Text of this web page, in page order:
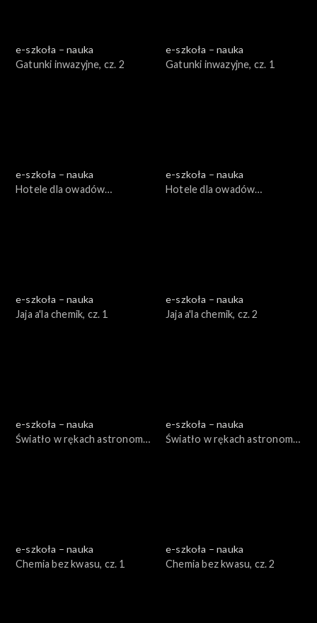
e-szkoła – nauka
Gatunki inwazyjne, cz. 2
e-szkoła – nauka
Gatunki inwazyjne, cz. 1
e-szkoła – nauka
Hotele dla owadów
e-szkoła – nauka
Hotele dla owadów
e-szkoła – nauka
Jaja a'la chemik, cz. 1
e-szkoła – nauka
Jaja a'la chemik, cz. 2
e-szkoła – nauka
Światło w rękach astronoma,
e-szkoła – nauka
Światło w rękach astronoma,
e-szkoła – nauka
Chemia bez kwasu, cz. 1
e-szkoła – nauka
Chemia bez kwasu, cz. 2